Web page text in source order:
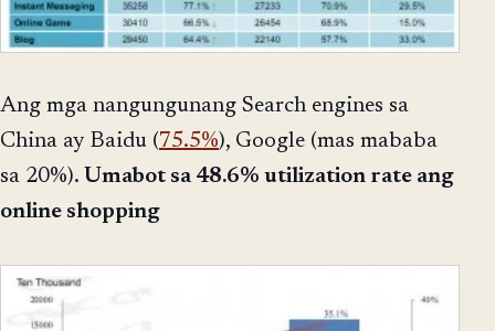
Ang mga nangungunang Search engines sa
China ay Baidu (75.5%), Google (mas mababa
sa 20%). Umabot sa 48.6% utilization rate ang
online shopping